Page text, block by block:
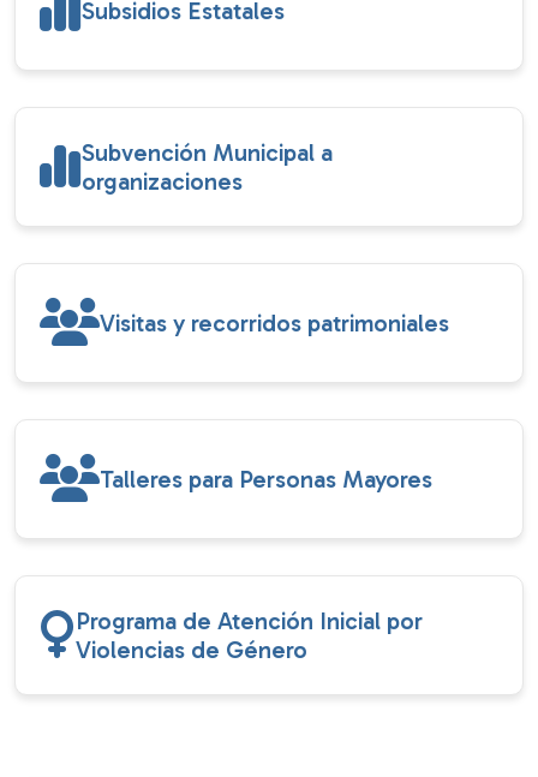
Subsidios Estatales
Subvención Municipal a
organizaciones
Visitas y recorridos patrimoniales
Talleres para Personas Mayores
Programa de Atención Inicial por
Violencias de Género